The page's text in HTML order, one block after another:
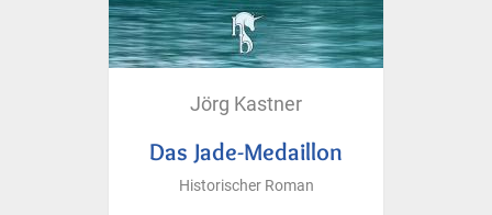
Jörg Kastner
Das Jade-Medaillon
Historischer Roman